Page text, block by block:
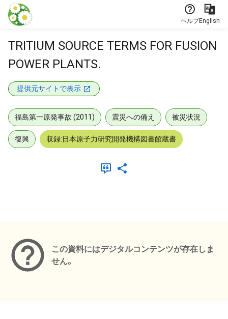
本文に飛ぶ
ヘルプEnglish
TRITIUM SOURCE TERMS FOR FUSION
POWER PLANTS.
提供元サイトで表示
福島第一原発事故 (2011) 震災への備え 被災状況
復興 収録:日本原子力研究開発機構図書館蔵書
この資料にはデジタルコンテンツが存在しま
せん。